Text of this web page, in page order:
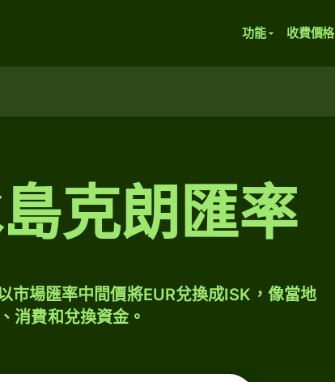
功能 收費價格
克朗匯率
市場匯率中間價將EUR兌換成ISK，像當地
消費和兌換資金。